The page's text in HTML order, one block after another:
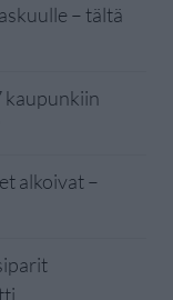
– tältä
kaupunkiin
alkoivat –